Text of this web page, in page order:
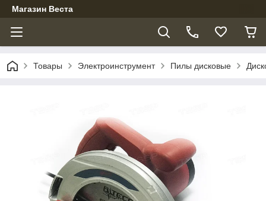
Магазин Веста
Товары Электроинструмент Пилы дисковые